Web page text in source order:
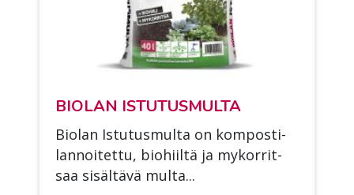
BIO­LAN IS­TU­TUS­MUL­TA
Bio­lan Is­tu­tus­mul­ta on kom­pos­ti­
lan­noi­tet­tu, bio­hiil­tä ja my­kor­rit­
saa si­säl­tä­vä mul­ta...